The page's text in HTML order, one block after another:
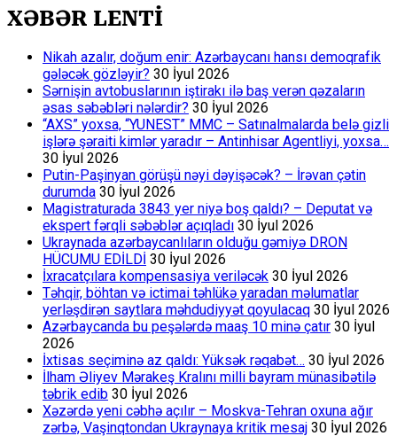
XƏBƏR LENTİ
Nikah azalır, doğum enir: Azərbaycanı hansı demoqrafik
gələcək gözləyir? 30 İyul 2026
Sərnişin avtobuslarının iştirakı ilə baş verən qəzaların
əsas səbəbləri nələrdir? 30 İyul 2026
“AXS” yoxsa, “YUNEST” MMC – Satınalmalarda belə gizli
işlərə şəraiti kimlər yaradır – Antinhisar Agentliyi, yoxsa…
30 İyul 2026
Putin-Paşinyan görüşü nəyi dəyişəcək? – İrəvan çətin
durumda 30 İyul 2026
Magistraturada 3843 yer niyə boş qaldı? – Deputat və
ekspert fərqli səbəblər açıqladı 30 İyul 2026
Ukraynada azərbaycanlıların olduğu gəmiyə DRON
HÜCUMU EDİLDİ 30 İyul 2026
İxracatçılara kompensasiya veriləcək 30 İyul 2026
Təhqir, böhtan və ictimai təhlükə yaradan məlumatlar
yerləşdirən saytlara məhdudiyyət qoyulacaq 30 İyul 2026
Azərbaycanda bu peşələrdə maaş 10 minə çatır 30 İyul
2026
İxtisas seçiminə az qaldı: Yüksək rəqabət… 30 İyul 2026
İlham Əliyev Mərakeş Kralını milli bayram münasibətilə
təbrik edib 30 İyul 2026
Xəzərdə yeni cəbhə açılır – Moskva-Tehran oxuna ağır
zərbə, Vaşinqtondan Ukraynaya kritik mesaj 30 İyul 2026